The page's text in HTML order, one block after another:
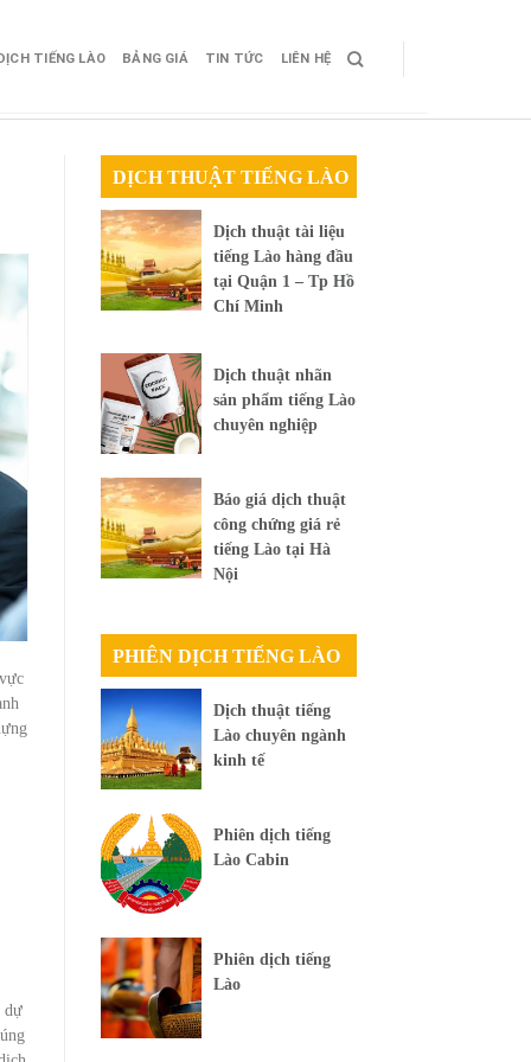
TIẾNG LÀO BẢNG GIÁ TIN TỨC LIÊN HỆ
dự
DỊCH THUẬT TIẾNG LÀO
Dịch thuật tài liệu
tiếng Lào hàng đầu
tại Quận 1 – Tp Hồ
Chí Minh
Dịch thuật nhãn
sản phẩm tiếng Lào
chuyên nghiệp
Báo giá dịch thuật
công chứng giá rẻ
tiếng Lào tại Hà
Nội
PHIÊN DỊCH TIẾNG LÀO
Dịch thuật tiếng
Lào chuyên ngành
kinh tế
Phiên dịch tiếng
Lào Cabin
Phiên dịch tiếng
Lào